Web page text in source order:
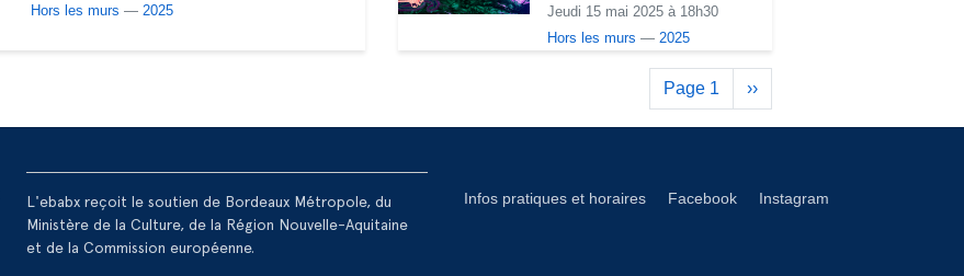
Hors les murs —2025
Jeudi 15 mai 2025 à 18h30
Hors les murs —2025
Pagination
Page 1
Page
suivante
››
L'ebabx reçoit le soutien de Bordeaux Métropole, du
Ministère de la Culture, de la Région Nouvelle-Aquitaine
et de la Commission européenne.
Réseaux footer
Infos pratiques et horaires Facebook Instagram